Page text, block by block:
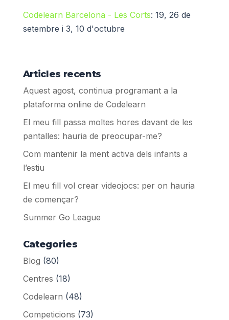
Codelearn Barcelona - Les Corts: 19, 26 de
setembre i 3, 10 d'octubre
Articles recents
Aquest agost, continua programant a la
plataforma online de Codelearn
El meu fill passa moltes hores davant de les
pantalles: hauria de preocupar-me?
Com mantenir la ment activa dels infants a
l’estiu
El meu fill vol crear videojocs: per on hauria
de començar?
Summer Go League
Categories
Blog (80)
Centres (18)
Codelearn (48)
Competicions (73)